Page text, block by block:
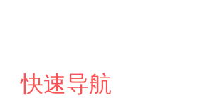
快速导航